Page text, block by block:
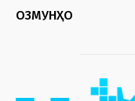
ОЗМУНҲО